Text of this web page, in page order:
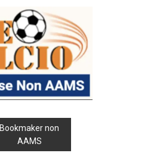
Bookmaker non
AAMS